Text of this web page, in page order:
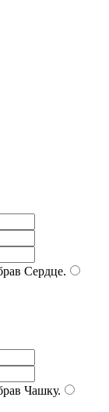
Сердце.
Чашку.